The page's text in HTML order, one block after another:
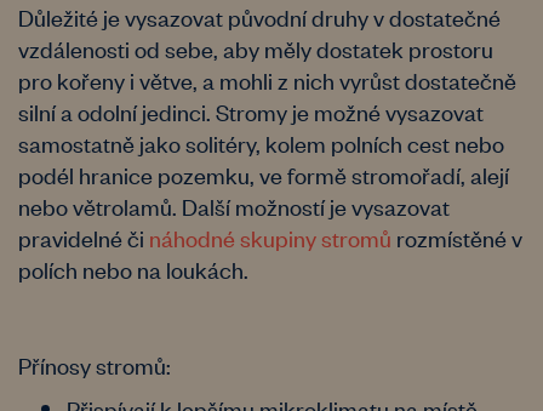
Důležité je vysazovat původní druhy v dostatečné
vzdálenosti od sebe, aby měly dostatek prostoru
pro kořeny i větve, a mohli z nich vyrůst dostatečně
silní a odolní jedinci. Stromy je možné vysazovat
samostatně jako solitéry, kolem polních cest nebo
podél hranice pozemku, ve formě stromořadí, alejí
nebo větrolamů. Další možností je vysazovat
pravidelné či náhodné skupiny stromů rozmístěné v
polích nebo na loukách.
Přínosy stromů: